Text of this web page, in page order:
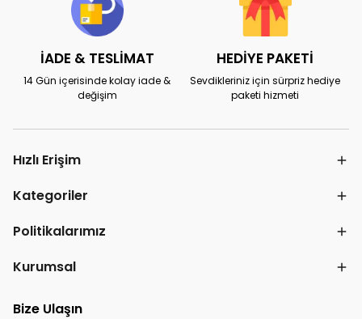
İADE & TESLİMAT
14 Gün içerisinde kolay iade &
değişim
HEDİYE PAKETİ
Sevdikleriniz için sürpriz hediye
paketi hizmeti
Hızlı Erişim
Kategoriler
Politikalarımız
Kurumsal
Bize Ulaşın